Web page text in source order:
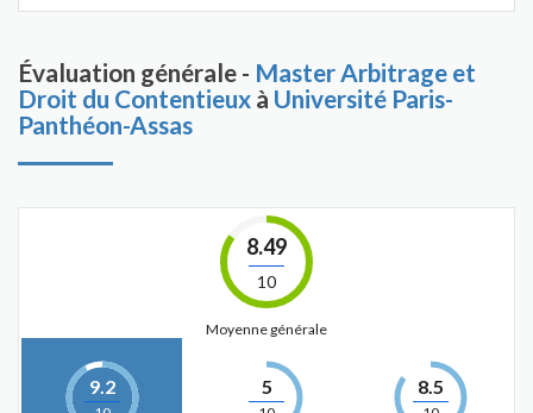
Évaluation générale - Master Arbitrage et
Droit du Contentieux à Université Paris-
Panthéon-Assas
8.49
10
Moyenne générale
9.2 5 8.5